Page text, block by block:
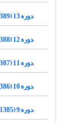
دوره 13 (1389)
دوره 12 (1388)
دوره 11 (1387)
دوره 10 (1386)
دوره 9 (1385)